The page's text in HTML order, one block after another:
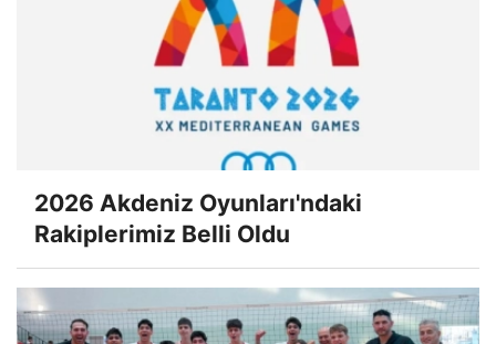
2026 Akdeniz Oyunları'ndaki
Rakiplerimiz Belli Oldu